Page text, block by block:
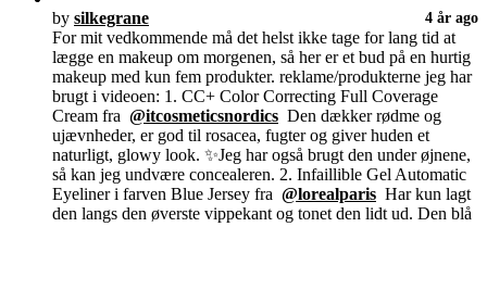
by silkegrane 4 år ago
For mit vedkommende må det helst ikke tage for lang tid at
lægge en makeup om morgenen, så her er et bud på en hurtig
makeup med kun fem produkter. reklame/produkterne jeg har
brugt i videoen: 1. CC+ Color Correcting Full Coverage
Cream fra @itcosmeticsnordics Den dækker rødme og
ujævnheder, er god til rosacea, fugter og giver huden et
naturligt, glowy look. ✨Jeg har også brugt den under øjnene,
så kan jeg undvære concealeren. 2. Infaillible Gel Automatic
Eyeliner i farven Blue Jersey fra @lorealparis Har kun lagt
den langs den øverste vippekant og tonet den lidt ud. Den blå